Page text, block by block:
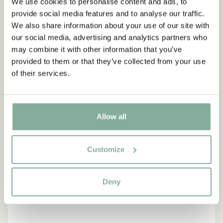
provide social media features and to analyse our traffic.
We also share information about your use of our site with
our social media, advertising and analytics partners who
may combine it with other information that you’ve
provided to them or that they’ve collected from your use
of their services.
Allow all
Customize
Deny
NEU -15%